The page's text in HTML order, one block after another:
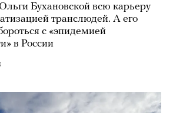
Бухановской всю карьеру
транслюдей. А его
с «эпидемией
в России